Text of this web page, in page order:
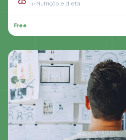
in Nutrição e dieta
Free